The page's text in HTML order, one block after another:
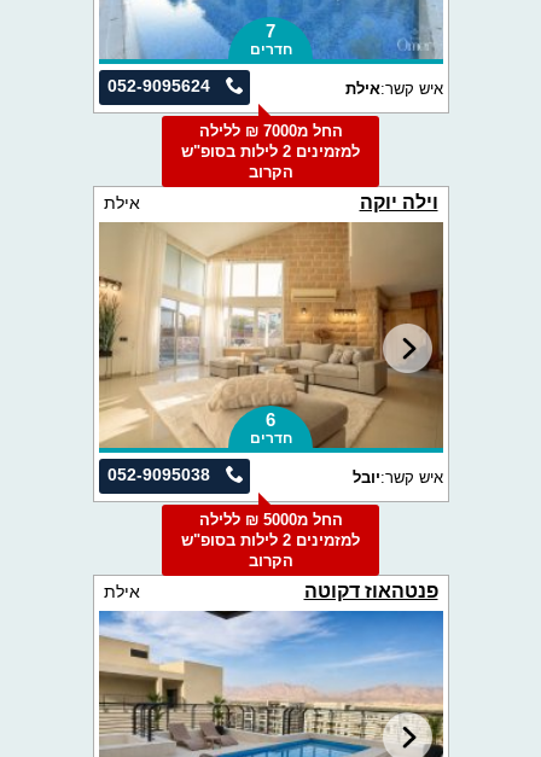
7
חדרים
052-9095624 איש קשר:אילת
החל מ7000 ₪ ללילה
למזמינים 2 לילות בסופ"ש
הקרוב
וילה יוקה אילת
6
חדרים
052-9095038 איש קשר:יובל
החל מ5000 ₪ ללילה
למזמינים 2 לילות בסופ"ש
הקרוב
פנטהאוז דקוטה אילת